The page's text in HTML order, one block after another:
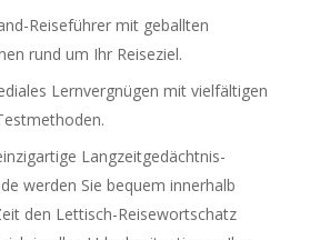
Reiseführer mit geballten
rund um Ihr Reiseziel.
Lernvergnügen mit vielfältigen
Langzeitgedächtnis-
werden Sie bequem innerhalb
den Lettisch-Reisewortschatz